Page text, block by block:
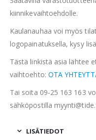
kiinnikevaihtoehdolle.
Kaulanauhaa voi myös
logopainatuksella, kysy
Tästä linkistä asia lähtee
vaihtoehto: OTA
Tai soita 09-25 163 163
sähköpostilla
LISÄTIEDOT